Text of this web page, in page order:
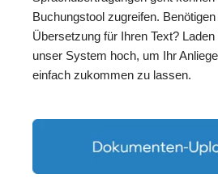
Buchungstool zugreifen.
Übersetzung für Ihren Text?
unser System hoch, um Ihr
einfach zukommen zu lassen.